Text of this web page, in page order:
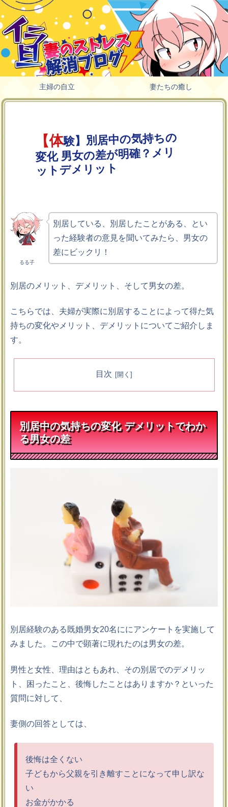
主婦の自立 妻たちの癒し
【体験】別居中の気持ちの
変化 男女の差が明確？メリ
ットデメリット
るる子
別居している、別居したことがある、とい
った経験者の意見を聞いてみたら、男女の
差にビックリ！
別居のメリット、デメリット、そして男女の差。
こちらでは、夫婦が実際に別居することによって得た気
持ちの変化やメリット、デメリットについてご紹介しま
す。
目次
別居中の気持ちの変化 デメリットでわか
る男女の差
別居経験のある既婚男女20名ににアンケートを実施して
みました。この中で顕著に現れたのは男女の差。
男性と女性、理由はともあれ、その別居でのデメリッ
ト、困ったこと、後悔したことはありますか？といった
質問に対して、
妻側の回答としては、
後悔は全くない
子どもから父親を引き離すことになって申し訳な
い
お金がかかる